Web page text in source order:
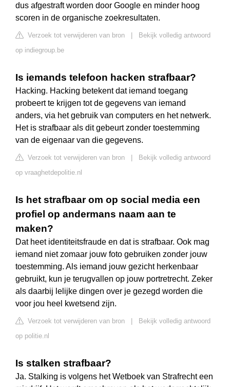
dus afgestraft worden door Google en minder hoog
scoren in de organische zoekresultaten.
Verzoek tot verwijderen van bron
Bekijk volledig antwoord
op indiegroup.be
Is iemands telefoon hacken strafbaar?
Hacking. Hacking betekent dat iemand toegang
probeert te krijgen tot de gegevens van iemand
anders, via het gebruik van computers en het netwerk.
Het is strafbaar als dit gebeurt zonder toestemming
van de eigenaar van die gegevens.
Verzoek tot verwijderen van bron
Bekijk volledig antwoord
op vraaghetdepolitie.nl
Is het strafbaar om op social media een
profiel op andermans naam aan te
maken?
Dat heet identiteitsfraude en dat is strafbaar. Ook mag
iemand niet zomaar jouw foto gebruiken zonder jouw
toestemming. Als iemand jouw gezicht herkenbaar
gebruikt, kun je terugvallen op jouw portretrecht. Zeker
als daarbij lelijke dingen over je gezegd worden die
voor jou heel kwetsend zijn.
Verzoek tot verwijderen van bron
Bekijk volledig antwoord
op politie.nl
Is stalken strafbaar?
Ja. Stalking is volgens het Wetboek van Strafrecht een